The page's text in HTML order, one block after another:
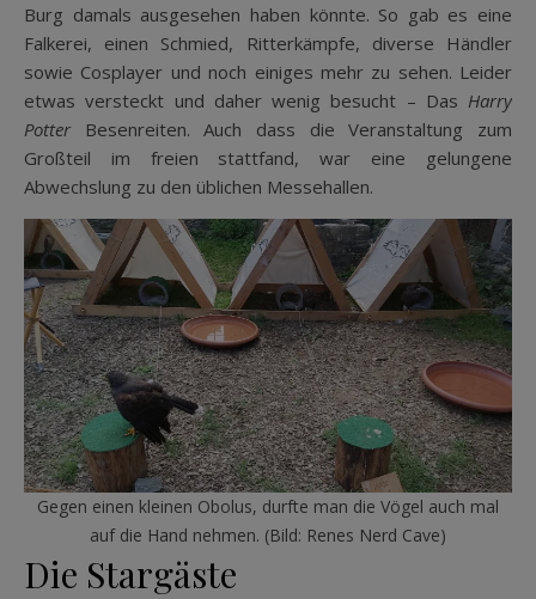
Burg damals ausgesehen haben könnte. So gab es eine
Falkerei, einen Schmied, Ritterkämpfe, diverse Händler
sowie Cosplayer und noch einiges mehr zu sehen. Leider
etwas versteckt und daher wenig besucht – Das Harry
Potter Besenreiten. Auch dass die Veranstaltung zum
Großteil im freien stattfand, war eine gelungene
Abwechslung zu den üblichen Messehallen.
Gegen einen kleinen Obolus, durfte man die Vögel auch mal
auf die Hand nehmen. (Bild: Renes Nerd Cave)
Die Stargäste